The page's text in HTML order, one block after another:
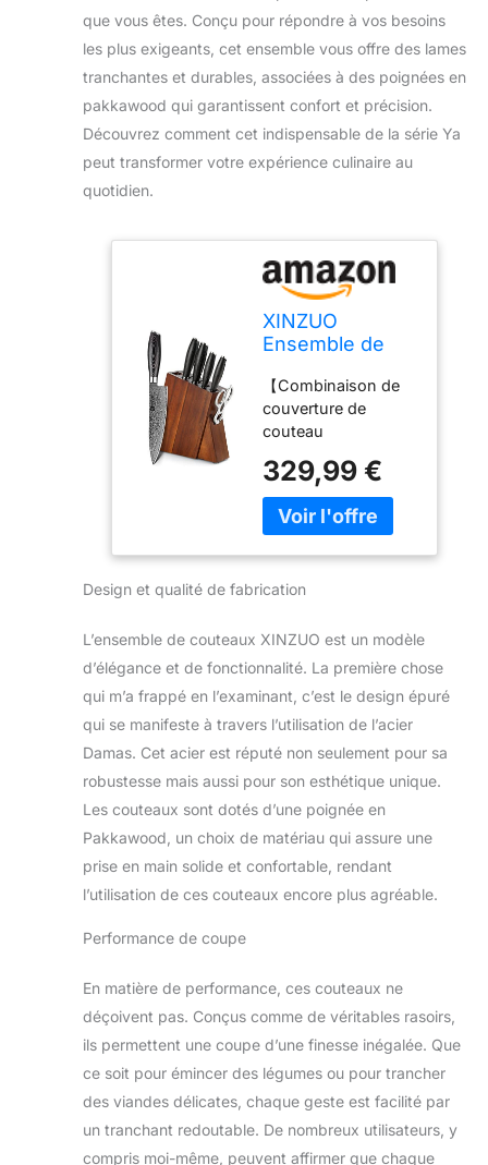
que vous êtes. Conçu pour répondre à vos besoins
les plus exigeants, cet ensemble vous offre des lames
tranchantes et durables, associées à des poignées en
pakkawood qui garantissent confort et précision.
Découvrez comment cet indispensable de la série Ya
peut transformer votre expérience culinaire au
quotidien.
XINZUO
Ensemble de
Couteaux 7
Pièces en Acier
Damas,
Professionnel
Chef Santoku
Trancher
Universel
Paring,Ciseaux
Multifonctionnel,
Poignée -Ya
Série
【Combinaison de
couverture de
couteau
Les couteaux de
cuisine
professionnels en
diverses tâches de
L'ensemble
comprend couteau
de chef 20.1cm,
couteau santoku
17.8cm, couteau à
trancher 20.2cm,
Couteau universel
fruit de 8.5cm, des
ciseaux de cuisine
en acier inoxydable
3Cr14, bloc à
Fabriqué en acier
Damas
10Cr15CoMoV de 67
couches de haute
qualité, traitement
thermique sous
62HRC, a également
329,99 €
Design et qualité de fabrication
L’ensemble de couteaux XINZUO est un modèle
d’élégance et de fonctionnalité. La première chose
qui m’a frappé en l’examinant, c’est le design épuré
qui se manifeste à travers l’utilisation de l’acier
Damas. Cet acier est réputé non seulement pour sa
robustesse mais aussi pour son esthétique unique.
Les couteaux sont dotés d’une poignée en
Pakkawood, un choix de matériau qui assure une
prise en main solide et confortable, rendant
l’utilisation de ces couteaux encore plus agréable.
Performance de coupe
En matière de performance, ces couteaux ne
déçoivent pas. Conçus comme de véritables rasoirs,
ils permettent une coupe d’une finesse inégalée. Que
ce soit pour émincer des légumes ou pour trancher
des viandes délicates, chaque geste est facilité par
un tranchant redoutable. De nombreux utilisateurs, y
compris moi-même, peuvent affirmer que chaque